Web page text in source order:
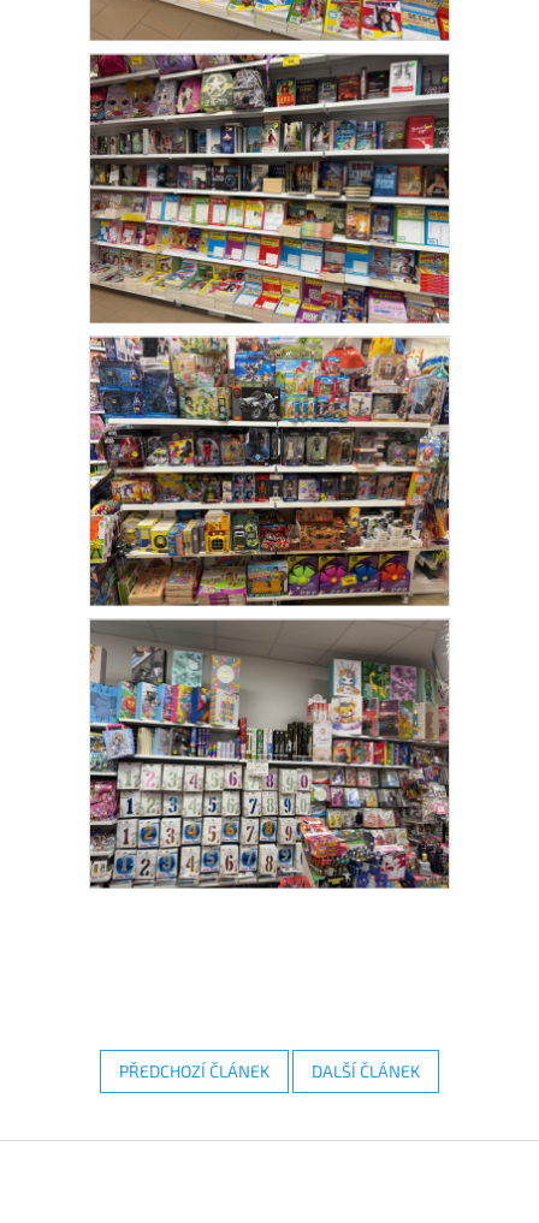
PŘEDCHOZÍ ČLÁNEK DALŠÍ ČLÁNEK